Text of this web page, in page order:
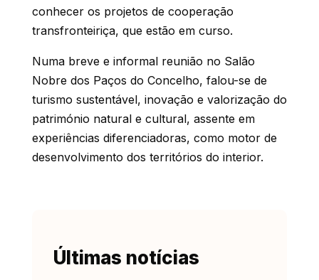
conhecer os projetos de cooperação
transfronteiriça, que estão em curso.
Numa breve e informal reunião no Salão
Nobre dos Paços do Concelho, falou-se de
turismo sustentável, inovação e valorização do
património natural e cultural, assente em
experiências diferenciadoras, como motor de
desenvolvimento dos territórios do interior.
Últimas notícias